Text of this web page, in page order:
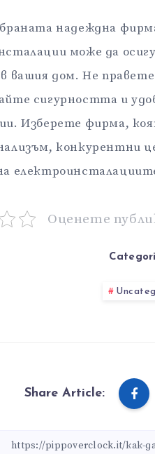
надеждна
може да
вашия дом. Не
сигурността и
Изберете фирма,
конкурентни
Оценете
Share Article: